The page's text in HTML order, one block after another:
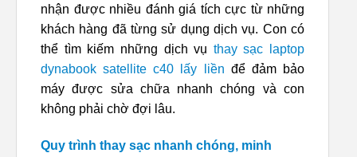
nhận được nhiều đánh giá tích cực từ những
khách hàng đã từng sử dụng dịch vụ. Con có
thể tìm kiếm những dịch vụ thay sạc laptop
dynabook satellite c40 lấy liền để đảm bảo
máy được sửa chữa nhanh chóng và con
không phải chờ đợi lâu.
Quy trình thay sạc nhanh chóng, minh